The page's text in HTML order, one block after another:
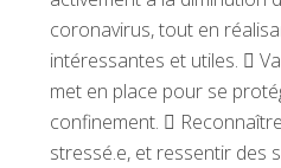
coronavirus, tout en
intéressantes et utiles. 
met en place pour se
confinement. 
stressé.e, et ressentir des